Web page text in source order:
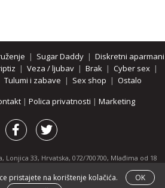
| Sugar Daddy| Diskretni aparmani
| Veza / ljubav | Brak | Cyber sex |
Tulumi i zabave | Sex shop | Ostalo
| Polica privatnosti | Marketing
33, Hrvatska, 072/700700, Mlađima od 18
stranice i svih njenih dijelova.
|hotline.hr|ThePornDude.com
pristajete na korištenje kolačića.
OK